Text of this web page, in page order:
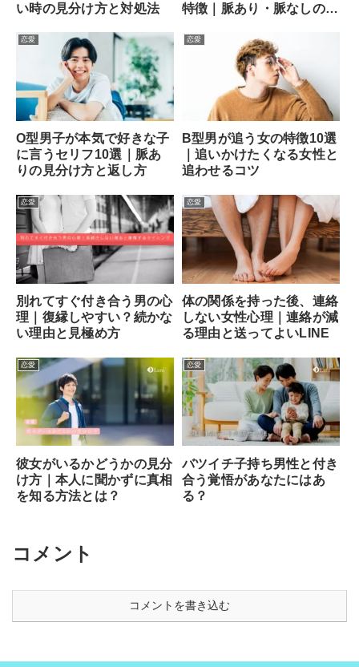
い時の見分け方と対処法
特徴｜脈あり・脈なしの見
恋愛
O型男子が本気で好きな子
に言うセリフ10選｜脈あ
りの見分け方と返し方
恋愛
B型男が追う女の特徴10選
｜追いかけたくなる女性と
追わせるコツ
恋愛
別れてすぐ付き合う男の心
理｜復縁しやすい？続かな
い理由と見極め方
恋愛
体の関係を持った後、連絡
しない女性心理｜連絡が減
る理由と送ってよいLINE
恋愛
彼女がいるかどうかの見分
け方｜本人に聞かずに真相
を知る方法とは？
恋愛
バツイチ子持ち男性と付き
合う覚悟があなたにはあ
る？
コメント
コメントを書き込む